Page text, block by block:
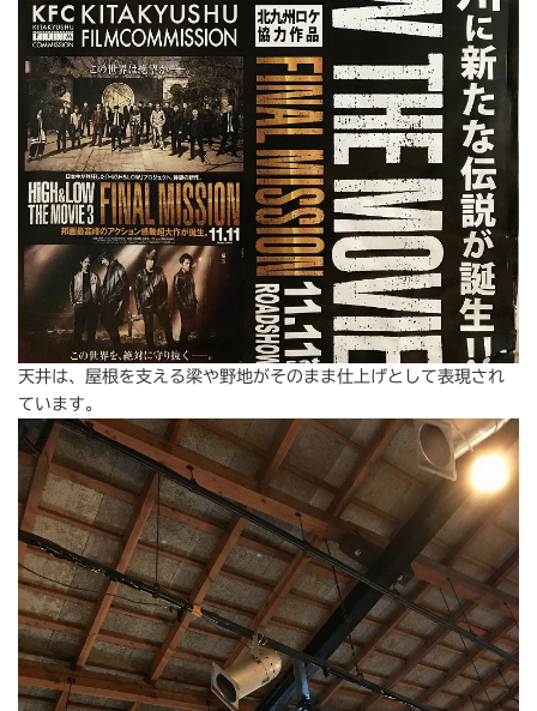
天井は、屋根を支える梁や野地がそのまま仕上げとして表現され
ています。